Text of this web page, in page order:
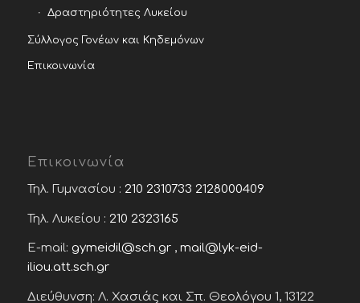
Δραστηριότητες Λυκείου
Σύλλογος Γονέων και Κηδεμόνων
Επικοινωνία
Επικοινωνία
Τηλ. Γυμνασίου : 210 2310733 2128000409
Τηλ. Λυκείου : 210 2323165
E-mail: gymeidil@sch.gr, mail@lyk-eid-
iliou.att.sch.gr
Διεύθυνση: Λ. Χασιάς και Σπ. Θεολόγου 1, 13122